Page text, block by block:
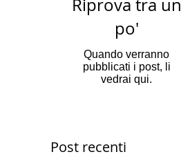
Riprova tra un
po'
Quando verranno
pubblicati i post, li
vedrai qui.
Post recenti